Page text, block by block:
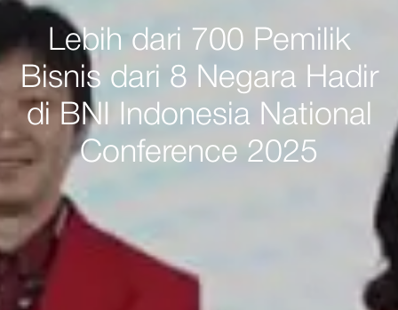
Lebih dari 700 Pemilik
Bisnis dari 8 Negara Hadir
di BNI Indonesia National
Conference 2025